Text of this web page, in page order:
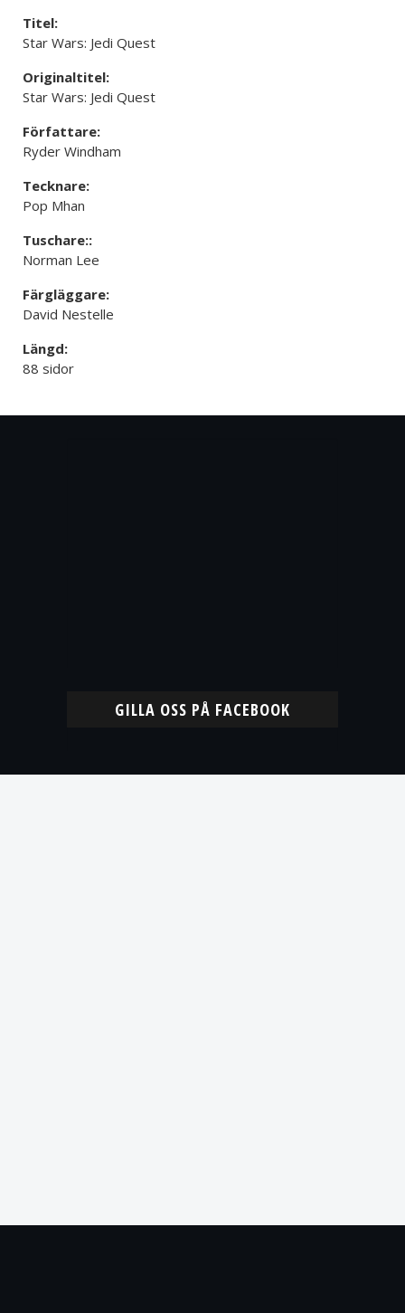
Titel:
Star Wars: Jedi Quest
Originaltitel:
Star Wars: Jedi Quest
Författare:
Ryder Windham
Tecknare:
Pop Mhan
Tuschare::
Norman Lee
Färgläggare:
David Nestelle
Längd:
88 sidor
GILLA OSS PÅ FACEBOOK